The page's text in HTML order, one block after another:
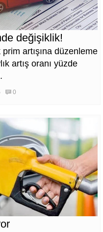
değişiklik!
artışına düzenleme
artış oranı yüzde
0